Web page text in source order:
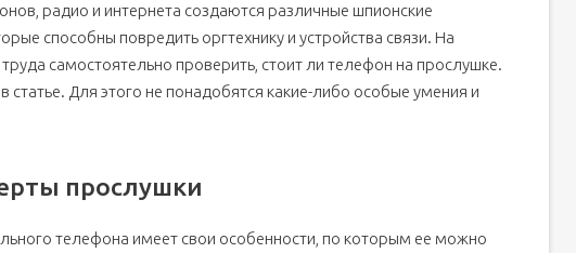
код
радио и интернета создаются различные шпионские
способны повредить оргтехнику и устройства связи. На
самостоятельно проверить, стоит ли телефон на прослушке.
статье. Для этого не понадобятся какие-либо особые умения и
прослушки
телефона имеет свои особенности, по которым ее можно